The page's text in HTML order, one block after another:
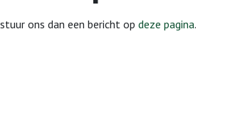
ons dan een bericht op deze pagina.